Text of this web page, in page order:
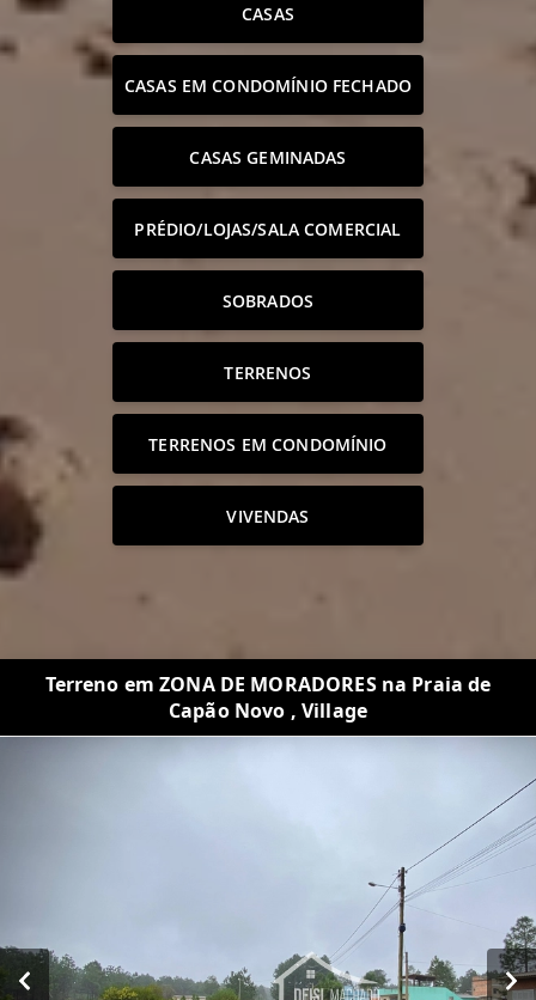
CASAS
CASAS EM CONDOMÍNIO FECHADO
CASAS GEMINADAS
PRÉDIO/LOJAS/SALA COMERCIAL
SOBRADOS
TERRENOS
TERRENOS EM CONDOMÍNIO
VIVENDAS
Terreno em ZONA DE MORADORES na Praia de
Capão Novo , Village